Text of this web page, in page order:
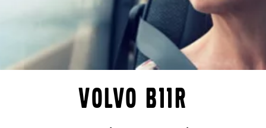
Volvo B11R